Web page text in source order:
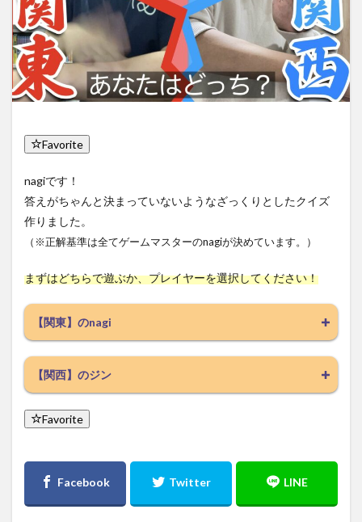
Favorite
nagiです！
答えがちゃんと決まっていないようなざっくりとしたクイズ
作りました。
（※正解基準は全てゲームマスターのnagiが決めています。）
まずはどちらで遊ぶか、プレイヤーを選択してください！
【関東】のnagi
【関西】のジン
Favorite